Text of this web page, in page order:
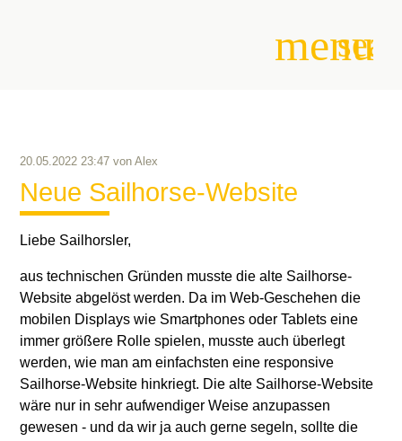
menu
20.05.2022 23:47 vonAlex
Neue Sailhorse-Website
Liebe Sailhorsler,
aus technischen Gründen musste die alte Sailhorse-
Website abgelöst werden. Da im Web-Geschehen die
mobilen Displays wie Smartphones oder Tablets eine
immer größere Rolle spielen, musste auch überlegt
werden, wie man am einfachsten eine responsive
Sailhorse-Website hinkriegt. Die alte Sailhorse-Website
wäre nur in sehr aufwendiger Weise anzupassen
gewesen - und da wir ja auch gerne segeln, sollte die